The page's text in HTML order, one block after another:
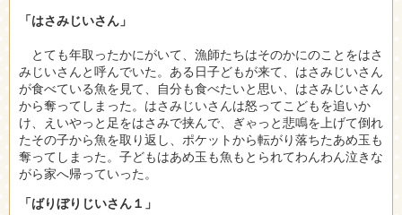
「はさみじいさん」
とても年取ったかにがいて、漁師たちはそのかにのことをはさ
みじいさんと呼んでいた。ある日子どもが来て、はさみじいさん
が食べている魚を見て、自分も食べたいと思い、はさみじいさん
から奪ってしまった。はさみじいさんは怒ってこどもを追いか
け、えいやっと足をはさみで挟んで、ぎゃっと悲鳴を上げて倒れ
たその子から魚を取り返し、ポケットから転がり落ちたあめ玉も
奪ってしまった。子どもはあめ玉も魚もとられてわんわん泣きな
がら家へ帰っていった。
「ばりぼりじいさん１」